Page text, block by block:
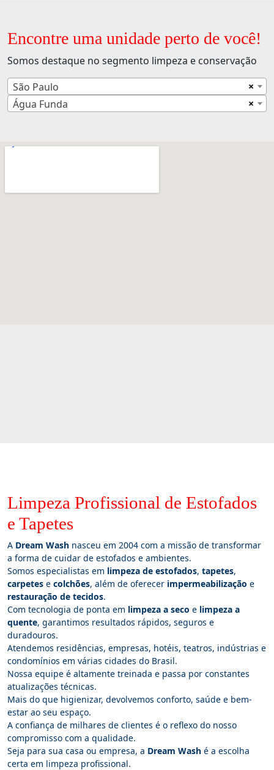
Encontre uma unidade perto de você!
Somos destaque no segmento limpeza e conservação
×
São Paulo
×
Água Funda
Limpeza Profissional de Estofados
e Tapetes
A Dream Wash nasceu em 2004 com a missão de transformar
a forma de cuidar de estofados e ambientes.
Somos especialistas em limpeza de estofados, tapetes,
carpetes e colchões, além de oferecer impermeabilização e
restauração de tecidos.
Com tecnologia de ponta em limpeza a seco e limpeza a
quente, garantimos resultados rápidos, seguros e
duradouros.
Atendemos residências, empresas, hotéis, teatros, indústrias e
condomínios em várias cidades do Brasil.
Nossa equipe é altamente treinada e passa por constantes
atualizações técnicas.
Mais do que higienizar, devolvemos conforto, saúde e bem-
estar ao seu espaço.
A confiança de milhares de clientes é o reflexo do nosso
compromisso com a qualidade.
Seja para sua casa ou empresa, a Dream Wash é a escolha
certa em limpeza profissional.